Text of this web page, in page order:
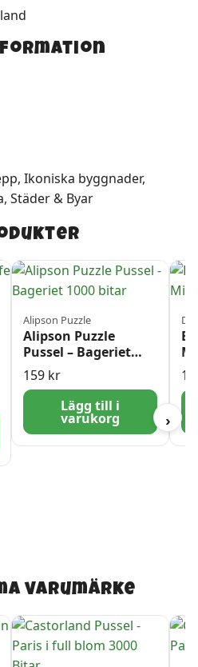
Ikoniska byggnader,
Städer & Byar
Alipson Puzzle
Alipson Puzzle
Pussel – Bageriet
1000 bitar
159 kr
Lägg till i
varukorg ›
varumärke